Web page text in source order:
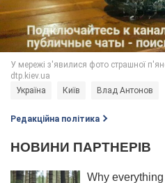
Україна Київ Влад Антонов
Редакційна політика